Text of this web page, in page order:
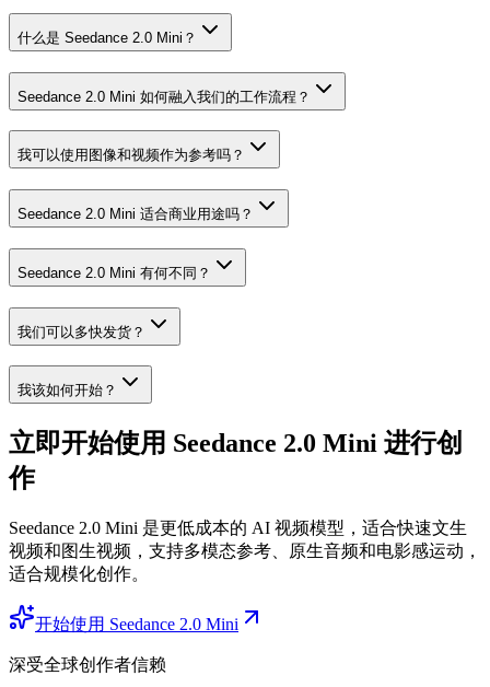
什么是 Seedance 2.0 Mini？
Seedance 2.0 Mini 如何融入我们的工作流程？
我可以使用图像和视频作为参考吗？
Seedance 2.0 Mini 适合商业用途吗？
Seedance 2.0 Mini 有何不同？
我们可以多快发货？
我该如何开始？
立即开始使用 Seedance 2.0 Mini 进行创
作
Seedance 2.0 Mini 是更低成本的 AI 视频模型，适合快速文生
视频和图生视频，支持多模态参考、原生音频和电影感运动，
适合规模化创作。
开始使用 Seedance 2.0 Mini
深受全球创作者信赖